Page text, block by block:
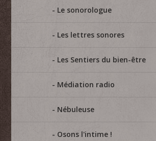
Le sonorologue
Les lettres sonores
Les Sentiers du bien-être
Médiation radio
Nébuleuse
Osons l'intime !